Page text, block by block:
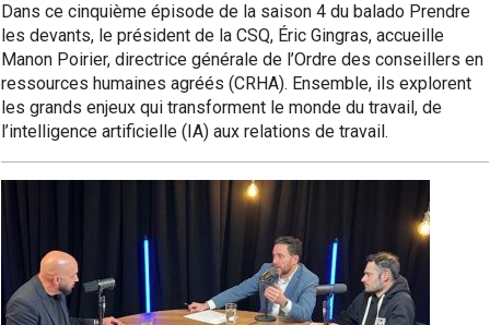
Dans ce cinquième épisode de la saison 4 du balado Prendre
les devants, le président de la CSQ, Éric Gingras, accueille
Manon Poirier, directrice générale de l’Ordre des conseillers en
ressources humaines agréés (CRHA). Ensemble, ils explorent
les grands enjeux qui transforment le monde du travail, de
l’intelligence artificielle (IA) aux relations de travail.